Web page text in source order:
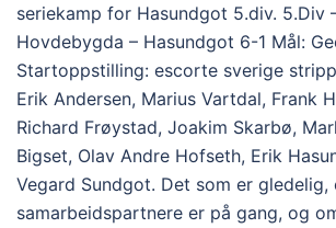
seriekamp for Hasundgot 5.div. 5.Div
Hovdebygda – Hasundgot 6-1 Mål:
Startoppstilling: escorte sverige
Erik Andersen, Marius Vartdal, Frank
Richard Frøystad, Joakim Skarbø,
Bigset, Olav Andre Hofseth, Erik
Vegard Sundgot. Det som er gledelig,
samarbeidspartnere er på gang, og